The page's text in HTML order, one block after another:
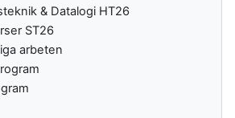
& Datalogi HT26
ST26
arbeten